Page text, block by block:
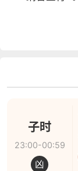
子时
23:00-00:59
凶